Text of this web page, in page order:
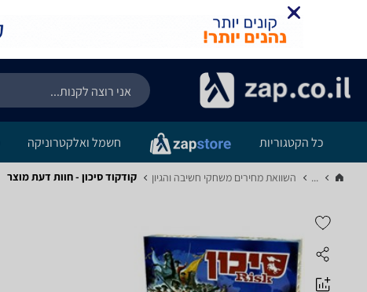
כל הקטגוריות חשמל ואלקטרוניקה
... השוואת מחירים משחקי חשיבה והגיון‏ קודקוד סיכון - חוות דעת מוצר